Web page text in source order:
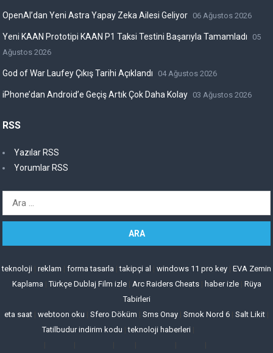
OpenAI’dan Yeni Astra Yapay Zeka Ailesi Geliyor 06 Ağustos 2026
Yeni KAAN Prototipi KAAN P1 Taksi Testini Başarıyla Tamamladı
05
Ağustos 2026
God of War Laufey Çıkış Tarihi Açıklandı 04 Ağustos 2026
iPhone’dan Android’e Geçiş Artık Çok Daha Kolay 03 Ağustos 2026
RSS
Yazılar RSS
Yorumlar RSS
Arama:
teknoloji reklam forma tasarla |takipçi al windows 11 pro key EVA Zemin
Kaplama |Türkçe Dublaj Film izle| Arc Raiders Cheats| haber izle| Rüya
Tabirleri
eta saat webtoon oku Sfero Döküm Sms Onay Smok Nord 6 Salt Likit
Tatilbudur indirim kodu |teknoloji haberleri|